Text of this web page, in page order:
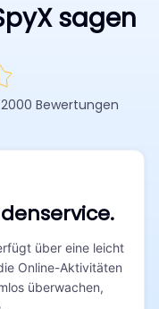
sagen
Bewertungen
über eine leicht
Online-Aktivitäten
überwachen,